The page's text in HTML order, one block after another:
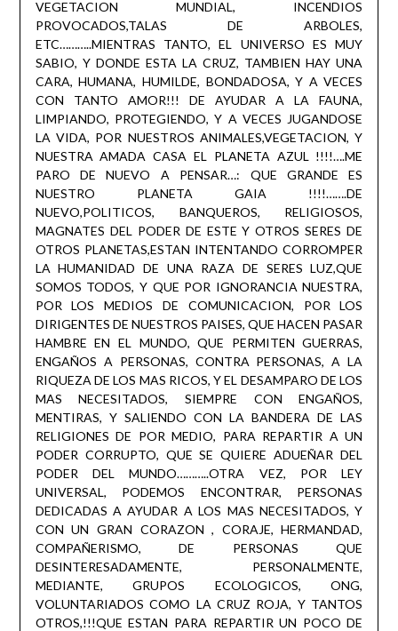
VEGETACION MUNDIAL, INCENDIOS
PROVOCADOS,TALAS DE ARBOLES,
ETC………..MIENTRAS TANTO, EL UNIVERSO ES MUY
SABIO, Y DONDE ESTA LA CRUZ, TAMBIEN HAY UNA
CARA, HUMANA, HUMILDE, BONDADOSA, Y A VECES
CON TANTO AMOR!!! DE AYUDAR A LA FAUNA,
LIMPIANDO, PROTEGIENDO, Y A VECES JUGANDOSE
LA VIDA, POR NUESTROS ANIMALES,VEGETACION, Y
NUESTRA AMADA CASA EL PLANETA AZUL !!!!….ME
PARO DE NUEVO A PENSAR…: QUE GRANDE ES
NUESTRO PLANETA GAIA !!!!…….DE
NUEVO,POLITICOS, BANQUEROS, RELIGIOSOS,
MAGNATES DEL PODER DE ESTE Y OTROS SERES DE
OTROS PLANETAS,ESTAN INTENTANDO CORROMPER
LA HUMANIDAD DE UNA RAZA DE SERES LUZ,QUE
SOMOS TODOS, Y QUE POR IGNORANCIA NUESTRA,
POR LOS MEDIOS DE COMUNICACION, POR LOS
DIRIGENTES DE NUESTROS PAISES, QUE HACEN PASAR
HAMBRE EN EL MUNDO, QUE PERMITEN GUERRAS,
ENGAÑOS A PERSONAS, CONTRA PERSONAS, A LA
RIQUEZA DE LOS MAS RICOS, Y EL DESAMPARO DE LOS
MAS NECESITADOS, SIEMPRE CON ENGAÑOS,
MENTIRAS, Y SALIENDO CON LA BANDERA DE LAS
RELIGIONES DE POR MEDIO, PARA REPARTIR A UN
PODER CORRUPTO, QUE SE QUIERE ADUEÑAR DEL
PODER DEL MUNDO………..OTRA VEZ, POR LEY
UNIVERSAL, PODEMOS ENCONTRAR, PERSONAS
DEDICADAS A AYUDAR A LOS MAS NECESITADOS, Y
CON UN GRAN CORAZON , CORAJE, HERMANDAD,
COMPAÑERISMO, DE PERSONAS QUE
DESINTERESADAMENTE, PERSONALMENTE,
MEDIANTE, GRUPOS ECOLOGICOS, ONG,
VOLUNTARIADOS COMO LA CRUZ ROJA, Y TANTOS
OTROS,!!!QUE ESTAN PARA REPARTIR UN POCO DE